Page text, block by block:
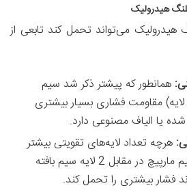
هیدرولیک
می‌تواند تحمل کند تابعی از
همانطور که پیشتر ذکر شد سیم
مقاومت فشاری بسیار بیشتری
یا الیاف مصنوعی دارد.
هرچه تعداد لایه‌های تقویتی بیشتر
باشد (مثلاً 4 لایه سیم مارپیچ در مقابل 2 لایه سیم بافته
فشار بیشتری را تحمل کند.